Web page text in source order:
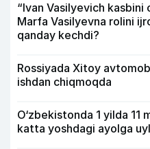
“Ivan Vasilyevich kasbini
Marfa Vasilyevna rolini
qanday kechdi?
Rossiyada Xitoy
ishdan chiqmoqda
O‘zbekistonda 1 yilda 11
katta yoshdagi ayolga